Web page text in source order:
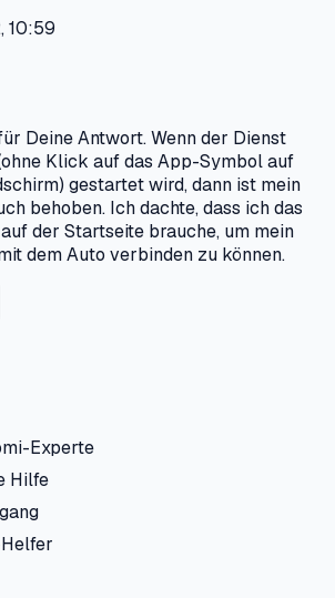
10:59
Deine Antwort. Wenn der Dienst
Klick auf das App-Symbol auf
gestartet wird, dann ist mein
behoben. Ich dachte, dass ich das
der Startseite brauche, um mein
dem Auto verbinden zu können.
Experte
Hilfe